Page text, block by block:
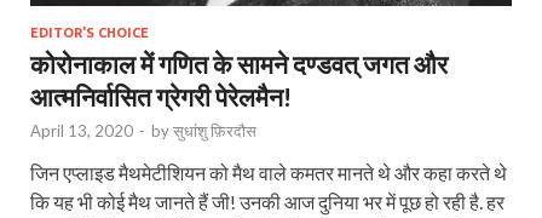
EDITOR'S CHOICE
कोरोनाकाल में गणित के सामने दण्डवत् जगत और
आत्मनिर्वासित ग्रेगरी पेरेलमैन!
April 13, 2020 - byसुधांशु फ़िरदौस
जिन एप्लाइड मैथमेटीशियन को मैथ वाले कमतर मानते थे और कहा करते थे
कि यह भी कोई मैथ जानते हैं जी! उनकी आज दुनिया भर में पूछ हो रही है. हर